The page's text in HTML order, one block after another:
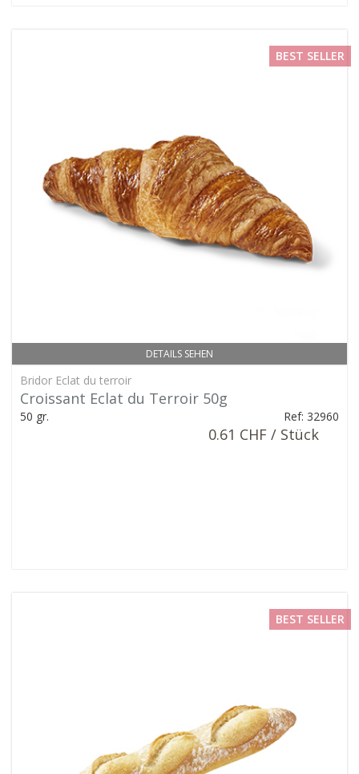
DETAILS SEHEN
BEST SELLER
Bridor Eclat du terroir
Croissant Eclat du Terroir 50g
50 gr. Ref: 32960
0.61 CHF / Stück
BEST SELLER